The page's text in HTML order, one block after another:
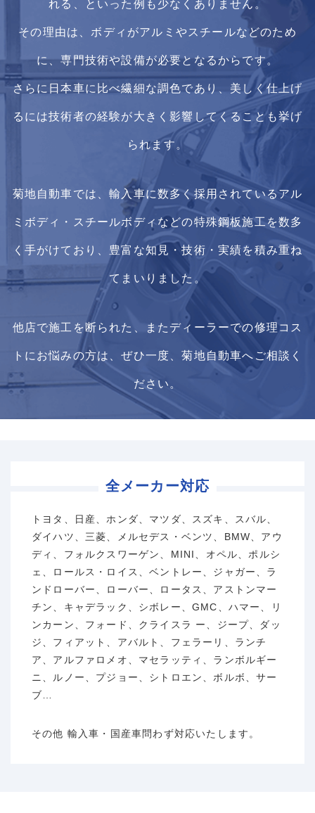
れる、といった例も少なくありません。
その理由は、ボディがアルミやスチールなどのため
に、専門技術や設備が必要となるからです。
さらに日本車に比べ繊細な調色であり、美しく仕上げ
るには技術者の経験が大きく影響してくることも挙げ
られます。
菊地自動車では、輸入車に数多く採用されているアル
ミボディ・スチールボディなどの特殊鋼板施工を数多
く手がけており、豊富な知見・技術・実績を積み重ね
てまいりました。
他店で施工を断られた、またディーラーでの修理コス
トにお悩みの方は、ぜひ一度、菊地自動車へご相談く
ださい。
全メーカー対応
トヨタ、日産、ホンダ、マツダ、スズキ、スバル、
ダイハツ、三菱、メルセデス・ベンツ、BMW、アウ
ディ、フォルクスワーゲン、MINI、オペル、ポルシ
ェ、ロールス・ロイス、ベントレー、ジャガー、ラ
ンドローバー、ローバー、ロータス、アストンマー
チン、キャデラック、シボレー、GMC、ハマー、リ
ンカーン、フォード、クライスラ ー、ジープ、ダッ
ジ、フィアット、アバルト、フェラーリ、ランチ
ア、アルファロメオ、マセラッティ、ランボルギー
ニ、ルノー、プジョー、シトロエン、ボルボ、サー
ブ…
その他 輸入車・国産車問わず対応いたします。